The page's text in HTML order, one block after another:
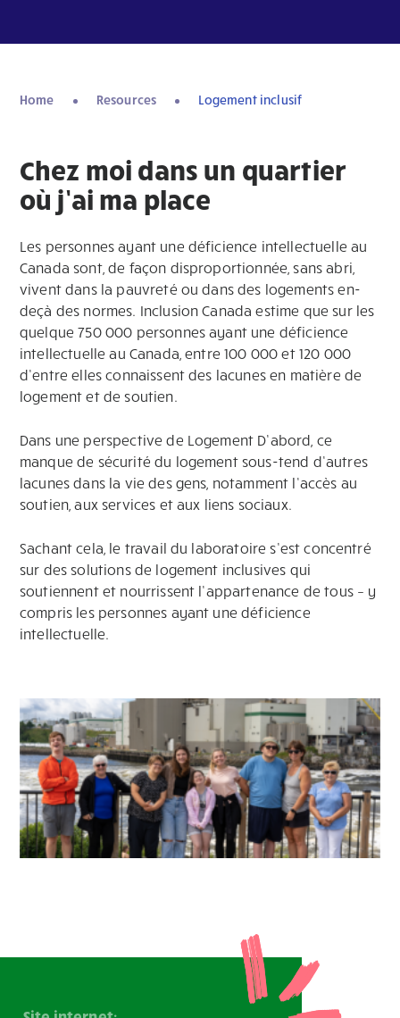
Home Resources Logement inclusif
Chez moi dans un quartier
où j’ai ma place
Les personnes ayant une déficience intellectuelle au
Canada sont, de façon disproportionnée, sans abri,
vivent dans la pauvreté ou dans des logements en-
deçà des normes. Inclusion Canada estime que sur les
quelque 750 000 personnes ayant une déficience
intellectuelle au Canada, entre 100 000 et 120 000
d’entre elles connaissent des lacunes en matière de
logement et de soutien.
Dans une perspective de Logement D’abord, ce
manque de sécurité du logement sous-tend d’autres
lacunes dans la vie des gens, notamment l’accès au
soutien, aux services et aux liens sociaux.
Sachant cela, le travail du laboratoire s’est concentré
sur des solutions de logement inclusives qui
soutiennent et nourrissent l’appartenance de tous – y
compris les personnes ayant une déficience
intellectuelle.